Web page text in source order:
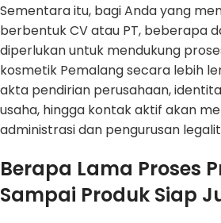
Sementara itu, bagi Anda yang
berbentuk CV atau PT, beberapa
diperlukan untuk mendukung
kosmetik Pemalang secara lebih
akta pendirian perusahaan,
usaha, hingga kontak aktif akan
administrasi dan pengurusan
Berapa Lama Proses
Sampai Produk Siap